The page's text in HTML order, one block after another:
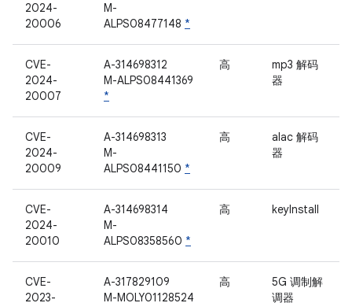
2024-
20006
M-
ALPS08477148 *
CVE-
2024-
20007
A-314698312
M-ALPS08441369
*
高
mp3 解码
器
CVE-
2024-
20009
A-314698313
M-
ALPS08441150 *
高
alac 解码
器
CVE-
2024-
20010
A-314698314
M-
ALPS08358560 *
高 keyInstall
CVE-
2023-
A-317829109
M-MOLY01128524
高
5G 调制解
调器